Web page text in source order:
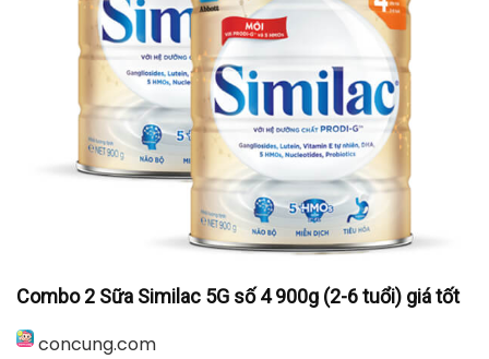
Combo 2 Sữa Similac 5G số 4 900g (2-6 tuổi) giá tốt
concung.com